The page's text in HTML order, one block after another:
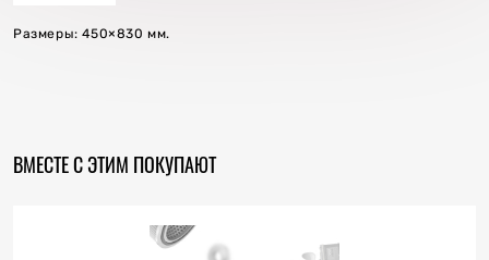
Размеры: 450×830 мм.
ВМЕСТЕ С ЭТИМ ПОКУПАЮТ